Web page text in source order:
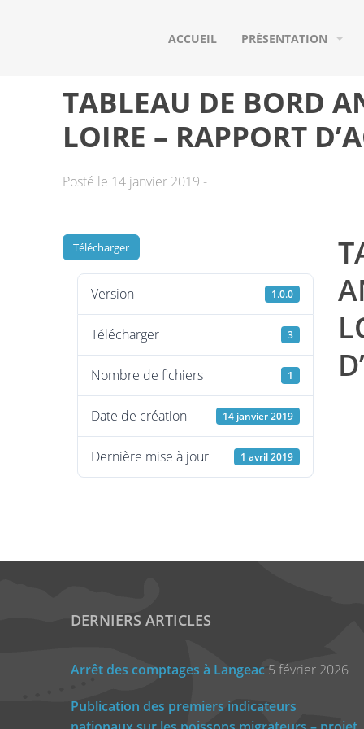
ACCUEIL PRÉSENTATION
NOS ADHÉRENTS
NOS PARTENAIRES
TABLEAU DE BORD
LOIRE – RAPPORT
Posté le 14 janvier 2019 -
Télécharger
Version 1.0.0
Télécharger 3
Nombre de fichiers 1
Date de création 14 janvier 2019
Dernière mise à jour 1 avril 2019
DERNIERS ARTICLES
Arrêt des comptages à Langeac 5 février 2026
Publication des premiers indicateurs